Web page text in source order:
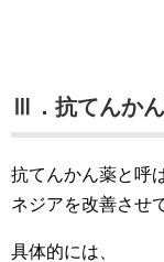
Ⅲ．抗てんか
抗てんかん薬と呼
ネジアを改善させ
具体的には、